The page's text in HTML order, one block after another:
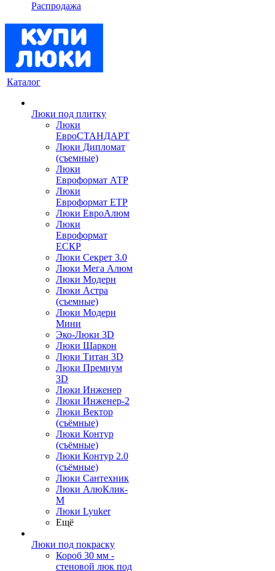
Распродажа
Каталог
Люки под плитку
Люки
ЕвроСТАНДАРТ
Люки Дипломат
(съемные)
Люки
Евроформат АТР
Люки
Евроформат ЕТР
Люки ЕвроАлюм
Люки
Евроформат
ЕСКР
Люки Секрет 3.0
Люки Мега Алюм
Люки Модерн
Люки Астра
(съемные)
Люки Модерн
Мини
Эко-Люки 3D
Люки Шаркон
Люки Титан 3D
Люки Премиум
3D
Люки Инженер
Люки Инженер-2
Люки Вектор
(съёмные)
Люки Контур
(съёмные)
Люки Контур 2.0
(съёмные)
Люки Сантехник
Люки АлюКлик-
М
Люки Lyuker
Ещё
Люки под покраску
Короб 30 мм -
стеновой люк под